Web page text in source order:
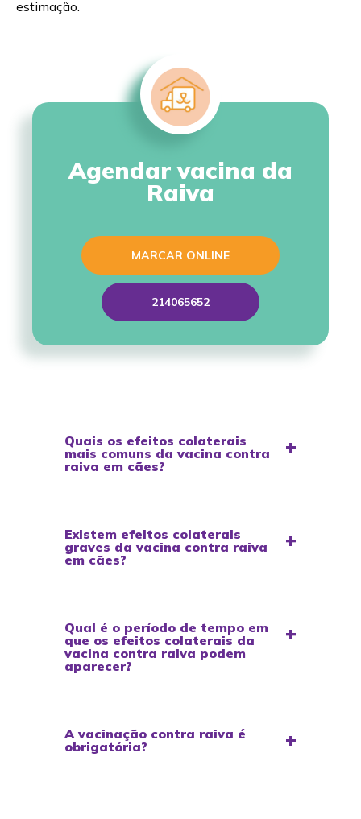
estimação.
Agendar vacina da
Raiva
MARCAR ONLINE
214065652
Quais os efeitos colaterais
mais comuns da vacina contra
raiva em cães?
Existem efeitos colaterais
graves da vacina contra raiva
em cães?
Qual é o período de tempo em
que os efeitos colaterais da
vacina contra raiva podem
aparecer?
A vacinação contra raiva é
obrigatória?